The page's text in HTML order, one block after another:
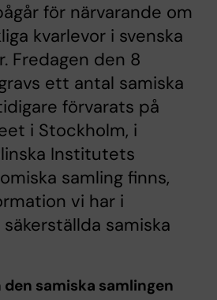
för närvarande om
kvarlevor i svenska
Fredagen den 8
ett antal samiska
förvarats på
i Stockholm, i
Institutets
samling finns,
vi har i
samiska
samiska samlingen